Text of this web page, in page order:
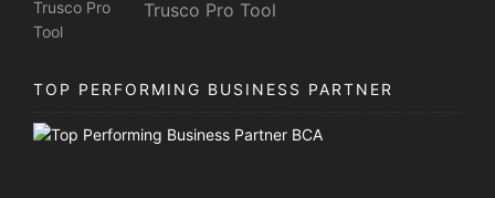
Trusco Pro Tool
TOP PERFORMING BUSINESS PARTNER